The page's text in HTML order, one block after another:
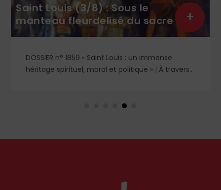
Saint Louis (3/8) : Sous le
manteau fleurdelisé du sacre
DOSSIER n° 1859 « Saint Louis : un immense
héritage spirituel, moral et politique » | À travers
déroulement et la portée symbolique de cette
chrétien du royaume. Entretien.
+